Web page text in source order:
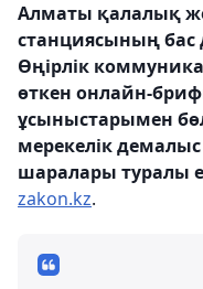
Алматы қалалық
станциясының бас
Өңірлік
өткен онлайн-
ұсыныстарымен
мерекелік демалыс
шаралары туралы
zakon.kz.